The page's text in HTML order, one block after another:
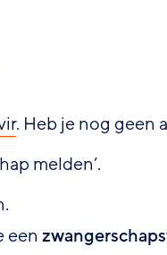
. Heb je nog geen
melden’.
een